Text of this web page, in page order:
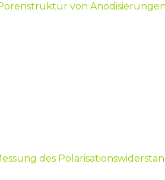
von Anodisierungen
des